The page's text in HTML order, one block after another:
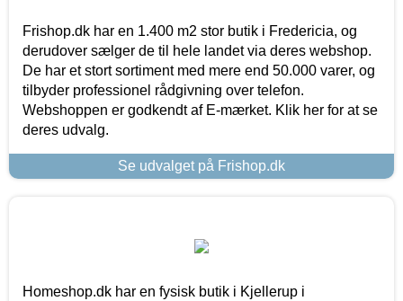
Frishop.dk har en 1.400 m2 stor butik i Fredericia, og
derudover sælger de til hele landet via deres webshop.
De har et stort sortiment med mere end 50.000 varer, og
tilbyder professionel rådgivning over telefon.
Webshoppen er godkendt af E-mærket. Klik her for at se
deres udvalg.
Se udvalget på Frishop.dk
Homeshop.dk har en fysisk butik i Kjellerup i